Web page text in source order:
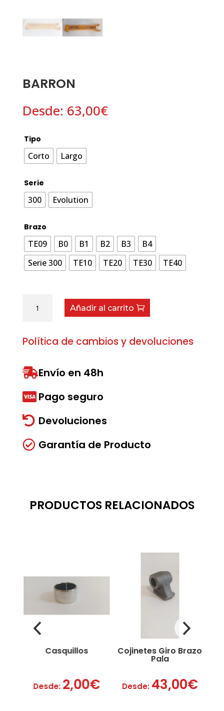
BARRON
Desde: 63,00€
Tipo
Corto Largo
Serie
300 Evolution
Brazo
TE09 B0 B1 B2 B3
B4
Serie 300
TE10 TE20 TE30 TE40
cantidad
Añadir al carrito
Política de cambios y devoluciones
Envío en 48h
 Pago seguro
 Devoluciones
 Garantía de Producto
PRODUCTOS RELACIONADOS
Casquillos
Desde: 2,00€
Cojinetes Giro Brazo
Pala
Desde: 43,00€